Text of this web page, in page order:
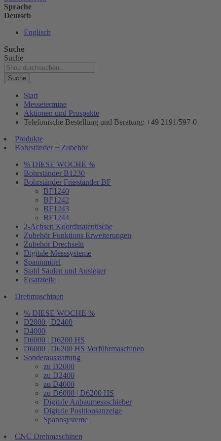
Sprache
Deutsch
Englisch
Suche
Suche
Suche
Start
Messetermine
Aktionen und Prospekte
Telefonische Bestellung und Beratung: +49 2191/597-0
Produkte
Bohrständer + Zubehör
% DIESE WOCHE %
Bohrständer B1230
Bohrständer Fräsständer BF
BF1240
BF1242
BF1243
BF1244
2-Achsen Koordinatentische
Zubehör Funktions Erweiterungen
Zubehör Drechseln
Digitale Messsysteme
Spannmittel
Stahl Säulen und Ausleger
Ersatzteile
Drehmaschinen
% DIESE WOCHE %
D2000 | D2400
D4000
D6000 | D6200 HS
D6000 | D6200 HS Vorführmaschinen
Sonderausstattung
zu D2000
zu D2400
zu D4000
zu D6000 | D6200 HS
Digitale Anbaumessschieber
Digitale Positionsanzeige
Spannsysteme
CNC Drehmaschinen